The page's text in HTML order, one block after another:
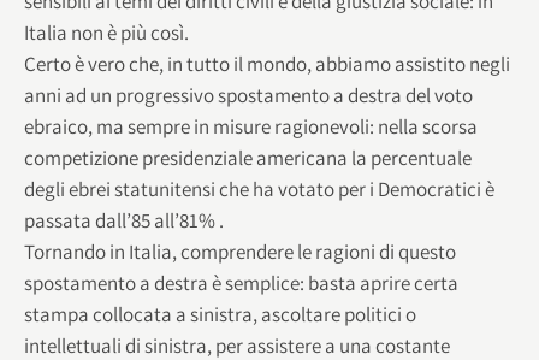
Italia non è più così.
Certo è vero che, in tutto il mondo, abbiamo assistito negli
anni ad un progressivo spostamento a destra del voto
ebraico, ma sempre in misure ragionevoli: nella scorsa
competizione presidenziale americana la percentuale
degli ebrei statunitensi che ha votato per i Democratici è
passata dall’85 all’81% .
Tornando in Italia, comprendere le ragioni di questo
spostamento a destra è semplice: basta aprire certa
stampa collocata a sinistra, ascoltare politici o
intellettuali di sinistra, per assistere a una costante